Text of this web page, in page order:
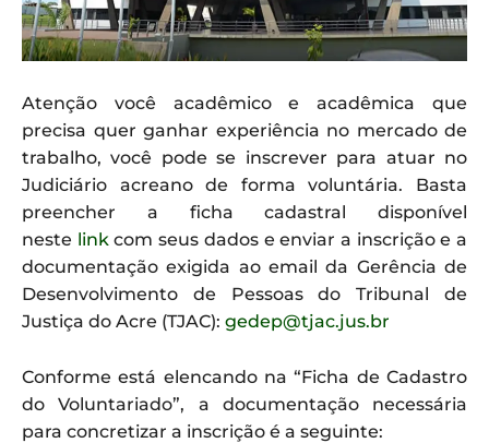
Atenção você acadêmico e acadêmica que
precisa quer ganhar experiência no mercado de
trabalho, você pode se inscrever para atuar no
Judiciário acreano de forma voluntária. Basta
preencher a ficha cadastral disponível
neste linkcom seus dados e enviar a inscrição e a
documentação exigida ao email da Gerência de
Desenvolvimento de Pessoas do Tribunal de
Justiça do Acre (TJAC): gedep@tjac.jus.br
Conforme está elencando na “Ficha de Cadastro
do Voluntariado”, a documentação necessária
para concretizar a inscrição é a seguinte: